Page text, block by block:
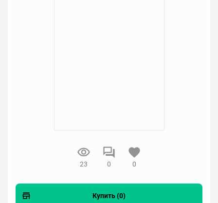
23 0 0
Купить (0)